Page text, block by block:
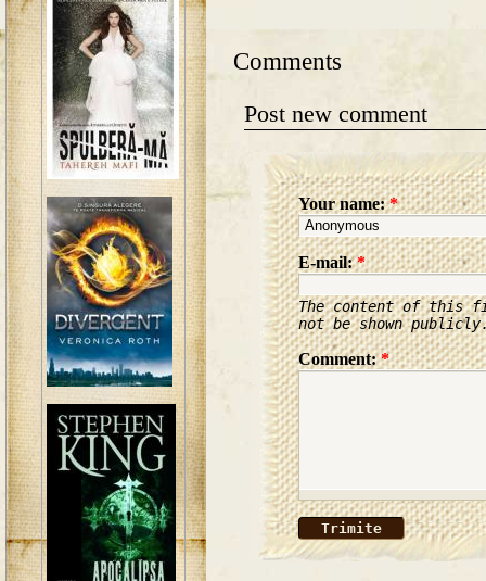
Comments
Post new comment
Your name:*
E-mail:*
The content of this
not be shown
Comment:*